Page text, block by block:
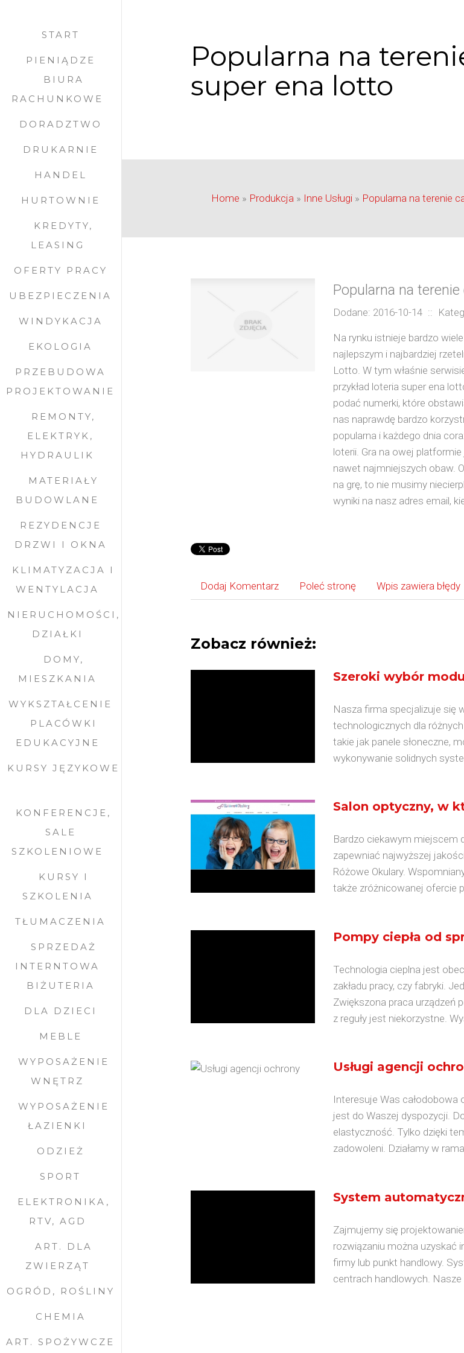
START
PIENIĄDZE
BIURA
RACHUNKOWE
DORADZTWO
DRUKARNIE
HANDEL
HURTOWNIE
KREDYTY,
LEASING
OFERTY PRACY
UBEZPIECZENIA
WINDYKACJA
EKOLOGIA
PRZEBUDOWA
PROJEKTOWANIE
REMONTY,
ELEKTRYK,
HYDRAULIK
MATERIAŁY
BUDOWLANE
REZYDENCJE
DRZWI I OKNA
KLIMATYZACJA I
WENTYLACJA
NIERUCHOMOŚCI,
DZIAŁKI
DOMY,
MIESZKANIA
WYKSZTAŁCENIE
PLACÓWKI
EDUKACYJNE
KURSY JĘZYKOWE
KONFERENCJE,
SALE
SZKOLENIOWE
KURSY I
SZKOLENIA
TŁUMACZENIA
SPRZEDAŻ
INTERNTOWA
BIŻUTERIA
DLA DZIECI
MEBLE
WYPOSAŻENIE
WNĘTRZ
WYPOSAŻENIE
ŁAZIENKI
ODZIEŻ
SPORT
ELEKTRONIKA,
RTV, AGD
ART. DLA
ZWIERZĄT
OGRÓD, ROŚLINY
CHEMIA
ART. SPOŻYWCZE
Popularna na
super ena lotto
Home » Produkcja» Inne Usługi» Popularna na terenie
Popularna na
Dodane: 2016-10-14 ::
Na rynku istnieje bardzo
najlepszym i najbardziej
Lotto. W tym właśnie
przykład loteria super ena
podać numerki, które
nas naprawdę bardzo
popularna i każdego dnia
loterii. Gra na owej
nawet najmniejszych obaw.
na grę, to nie musimy
wyniki na nasz adres email,
Dodaj Komentarz Poleć stronę Wpis zawiera błędy
Zobacz również:
Szeroki wybór
Nasza firma specjalizuje się
technologicznych dla
takie jak panele słoneczne,
wykonywanie solidnych
Salon optyczny, w
Bardzo ciekawym miejscem
zapewniać najwyższej
Różowe Okulary.
także zróżnicowanej ofercie
Pompy ciepła od
Technologia cieplna jest
zakładu pracy, czy fabryki.
Zwiększona praca urządzeń
z reguły jest niekorzystne.
Usługi agencji
Interesuje Was
jest do Waszej dyspozycji.
elastyczność. Tylko dzięki
zadowoleni. Działamy w
System
Zajmujemy się
rozwiązaniu można uzyskać
firmy lub punkt handlowy.
centrach handlowych. Nasze